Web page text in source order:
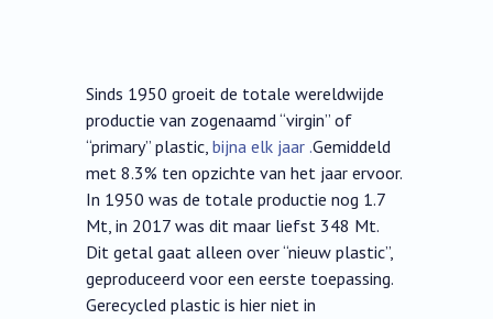
Sinds 1950 groeit de totale wereldwijde
productie van zogenaamd “virgin” of
“primary” plastic,bijna elk jaar .Gemiddeld
met 8.3% ten opzichte van het jaar ervoor.
In 1950 was de totale productie nog 1.7
Mt, in 2017 was dit maar liefst 348 Mt.
Dit getal gaat alleen over “nieuw plastic”,
geproduceerd voor een eerste toepassing.
Gerecycled plastic is hier niet in